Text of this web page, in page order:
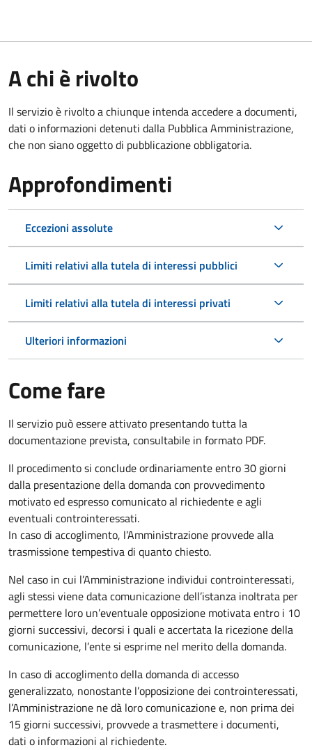
A chi è rivolto
Il servizio è rivolto a chiunque intenda accedere a documenti,
dati o informazioni detenuti dalla Pubblica Amministrazione,
che non siano oggetto di pubblicazione obbligatoria.
Approfondimenti
Eccezioni assolute
Limiti relativi alla tutela di interessi pubblici
Limiti relativi alla tutela di interessi privati
Ulteriori informazioni
Come fare
Il servizio può essere attivato presentando tutta la
documentazione prevista, consultabile in formato PDF.
Il procedimento si conclude ordinariamente entro 30 giorni
dalla presentazione della domanda con provvedimento
motivato ed espresso comunicato al richiedente e agli
eventuali controinteressati.
In caso di accoglimento, l’Amministrazione provvede alla
trasmissione tempestiva di quanto chiesto.
Nel caso in cui l’Amministrazione individui controinteressati,
agli stessi viene data comunicazione dell’istanza inoltrata per
permettere loro un’eventuale opposizione motivata entro i 10
giorni successivi, decorsi i quali e accertata la ricezione della
comunicazione, l’ente si esprime nel merito della domanda.
In caso di accoglimento della domanda di accesso
generalizzato, nonostante l’opposizione dei controinteressati,
l’Amministrazione ne dà loro comunicazione e, non prima dei
15 giorni successivi, provvede a trasmettere i documenti,
dati o informazioni al richiedente.